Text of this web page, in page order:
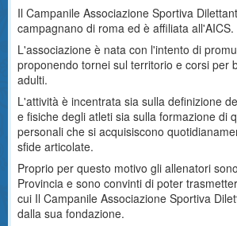
Il Campanile Associazione Sportiva
campagnano di roma ed è affiliata all'AICS.
L'associazione è nata con l'intento di
proponendo tornei sul territorio e corsi per
adulti.
L'attività è incentrata sia sulla definizione
e fisiche degli atleti sia sulla formazione di
personali che si acquisiscono
sfide articolate.
Proprio per questo motivo gli allenatori
Provincia e sono convinti di poter
cui Il Campanile Associazione Sportiva
dalla sua fondazione.